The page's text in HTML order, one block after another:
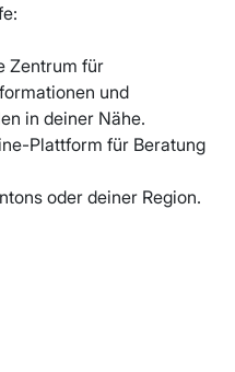
Zentrum für
und
in deiner Nähe.
Plattform für Beratung
oder deiner Region.